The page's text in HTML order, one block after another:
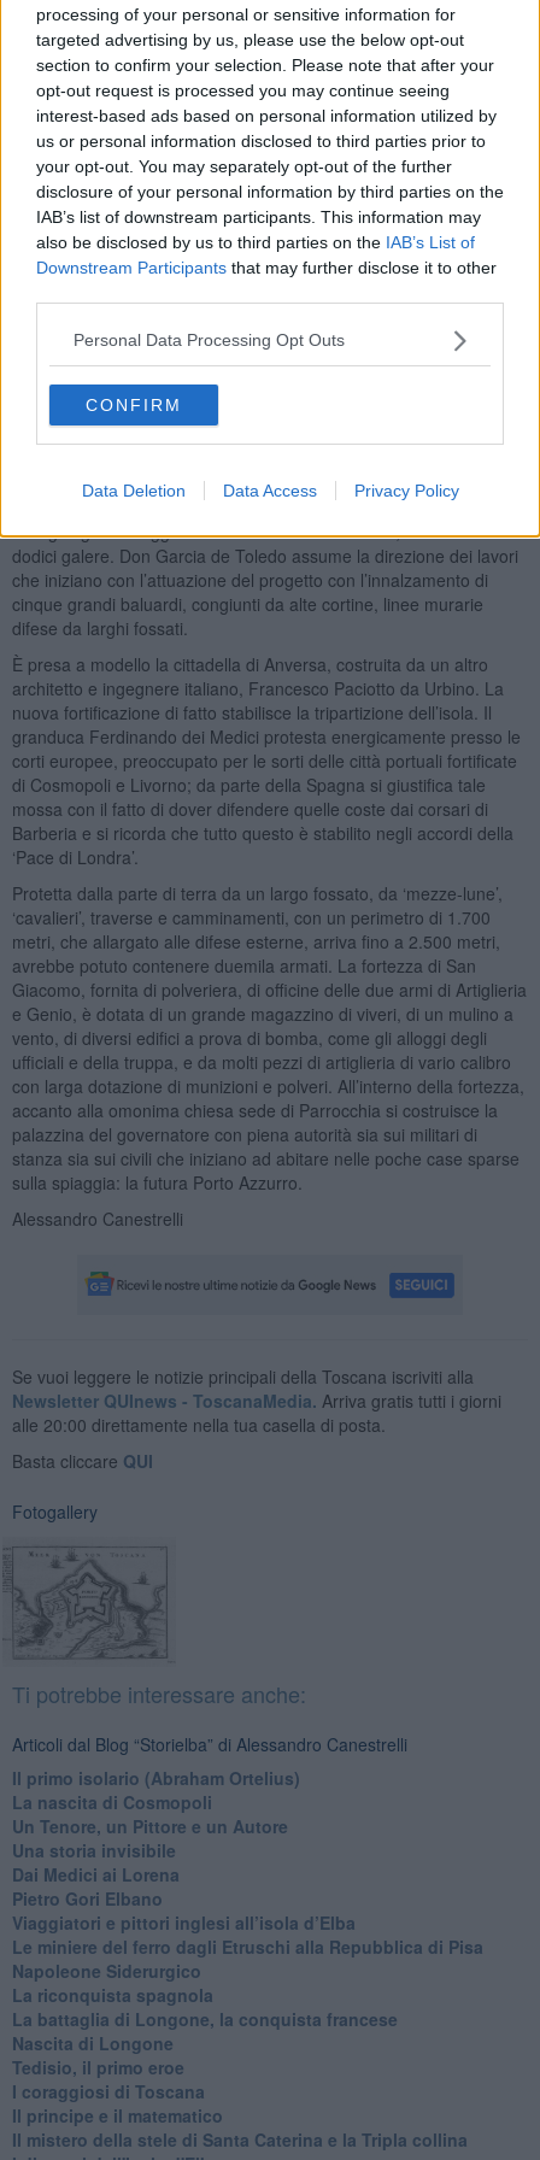
processing of your personal or sensitive information for
targeted advertising by us, please use the below opt-out
section to confirm your selection. Please note that after your
opt-out request is processed you may continue seeing
interest-based ads based on personal information utilized by
us or personal information disclosed to third parties prior to
your opt-out. You may separately opt-out of the further
disclosure of your personal information by third parties on the
IAB’s list of downstream participants. This information may
also be disclosed by us to third parties on the IAB’s List of
Downstream Participants that may further disclose it to other
Personal Data Processing Opt Outs
CONFIRM
Data Deletion Data Access Privacy Policy
dell’Elba che guarda a Mezzogiorno, è conosciuto nelle antiche
cronache per due fatti assai dissimili, quali la sosta di Papa
Gregorio XI, nell’anno 1376, di ritorno dalla ‘cattività avignonese’ e
lo sbarco delle truppe del Dragut nell’agosto del 1553, quando
sono distrutte tutte le comunità fortificate dell’isola, con l’esclusione
della piazzaforte di Cosmopoli.
La costruzione della fortezza di Longone è affidata da Filippo III a
Giovanni Alfonso Pimentel, viceré di Napoli. Un grande convoglio di
navi giunge l’8 maggio del 1603 nella rada di Mola, scortato da
dodici galere. Don Garcia de Toledo assume la direzione dei lavori
che iniziano con l’attuazione del progetto con l’innalzamento di
cinque grandi baluardi, congiunti da alte cortine, linee murarie
difese da larghi fossati.
È presa a modello la cittadella di Anversa, costruita da un altro
architetto e ingegnere italiano, Francesco Paciotto da Urbino. La
nuova fortificazione di fatto stabilisce la tripartizione dell’isola. Il
granduca Ferdinando dei Medici protesta energicamente presso le
corti europee, preoccupato per le sorti delle città portuali fortificate
di Cosmopoli e Livorno; da parte della Spagna si giustifica tale
mossa con il fatto di dover difendere quelle coste dai corsari di
Barberia e si ricorda che tutto questo è stabilito negli accordi della
‘Pace di Londra’.
Protetta dalla parte di terra da un largo fossato, da ‘mezze-lune’,
‘cavalieri’, traverse e camminamenti, con un perimetro di 1.700
metri, che allargato alle difese esterne, arriva fino a 2.500 metri,
avrebbe potuto contenere duemila armati. La fortezza di San
Giacomo, fornita di polveriera, di officine delle due armi di Artiglieria
e Genio, è dotata di un grande magazzino di viveri, di un mulino a
vento, di diversi edifici a prova di bomba, come gli alloggi degli
ufficiali e della truppa, e da molti pezzi di artiglieria di vario calibro
con larga dotazione di munizioni e polveri. All’interno della fortezza,
accanto alla omonima chiesa sede di Parrocchia si costruisce la
palazzina del governatore con piena autorità sia sui militari di
stanza sia sui civili che iniziano ad abitare nelle poche case sparse
sulla spiaggia: la futura Porto Azzurro.
Alessandro Canestrelli
Se vuoi leggere le notizie principali della Toscana iscriviti alla
Newsletter QUInews - ToscanaMedia. Arriva gratis tutti i giorni
alle 20:00 direttamente nella tua casella di posta.
Basta cliccare QUI
Fotogallery
Ti potrebbe interessare anche:
Articoli dal Blog “Storielba” di Alessandro Canestrelli
Il primo isolario (Abraham Ortelius)
La nascita di Cosmopoli
​Un Tenore, un Pittore e un Autore
Una storia invisibile
Dai Medici ai Lorena
​Pietro Gori Elbano
​Viaggiatori e pittori inglesi all’isola d’Elba
Le miniere del ferro dagli Etruschi alla Repubblica di Pisa
​Napoleone Siderurgico
​La riconquista spagnola
​La battaglia di Longone, la conquista francese
Nascita di Longone
Tedisio, il primo eroe
I coraggiosi di Toscana
Il principe e il matematico
Il mistero della stele di Santa Caterina e la Tripla collina